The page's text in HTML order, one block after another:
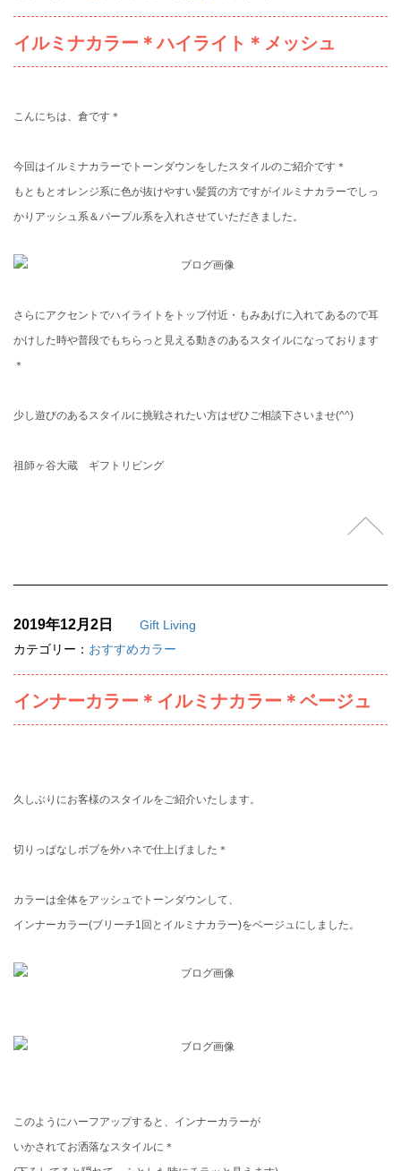
イルミナカラー＊ハイライト＊メッシュ
こんにちは、倉です＊
今回はイルミナカラーでトーンダウンをしたスタイルのご紹介です＊
もともとオレンジ系に色が抜けやすい髪質の方ですがイルミナカラーでしっ
かりアッシュ系＆パープル系を入れさせていただきました。
さらにアクセントでハイライトをトップ付近・もみあげに入れてあるので耳
かけした時や普段でもちらっと見える動きのあるスタイルになっております
＊
少し遊びのあるスタイルに挑戦されたい方はぜひご相談下さいませ(^^)
祖師ヶ谷大蔵 ギフトリビング
2019年12月2日
Gift Living
カテゴリー： おすすめカラー
インナーカラー＊イルミナカラー＊ベージュ
久しぶりにお客様のスタイルをご紹介いたします。
切りっぱなしボブを外ハネで仕上げました＊
カラーは全体をアッシュでトーンダウンして、
インナーカラー(ブリーチ1回とイルミナカラー)をベージュにしました。
このようにハーフアップすると、インナーカラーが
いかされてお洒落なスタイルに＊